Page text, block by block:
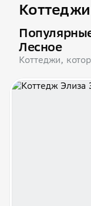
Лесное
Коттеджи,